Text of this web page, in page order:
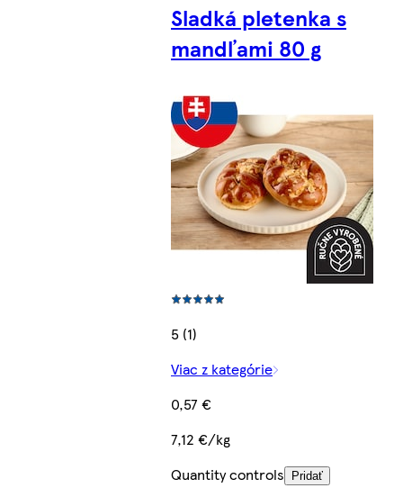
Sladká pletenka s
mandľami 80 g
5 (1)
Viac z kategórie
0,57 €
7,12 €/kg
Quantity controls
Pridať